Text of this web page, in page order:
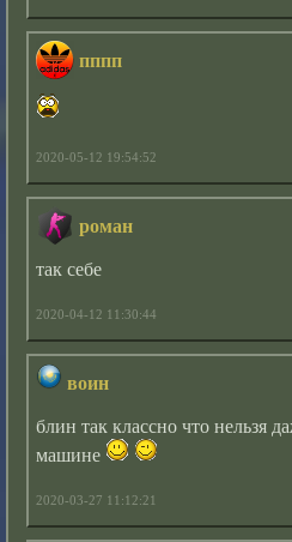
пппп
2020-05-12 19:54:52
роман
так себе
2020-04-12 11:30:44
воин
блин так классно что нельзя
машине
2020-03-27 11:12:21